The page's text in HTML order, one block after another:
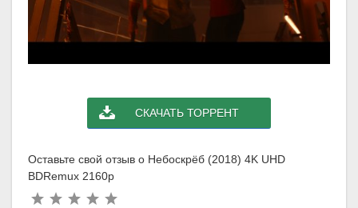
СКАЧАТЬ ТОРРЕНТ
Оставьте свой отзыв о Небоскрёб (2018) 4K UHD
BDRemux 2160p